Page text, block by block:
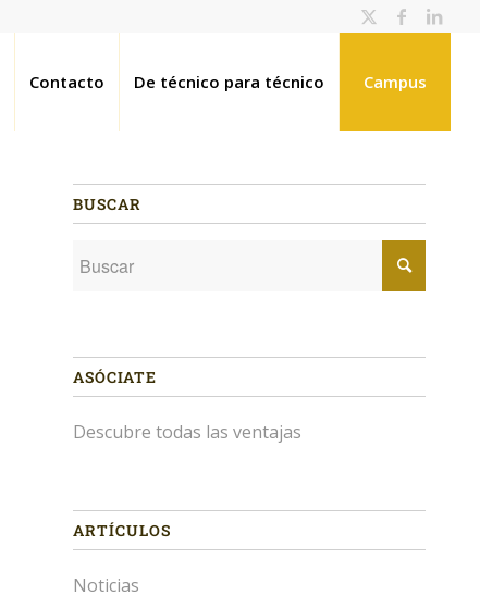
Contacto De técnico para técnico Campus
BUSCAR
ASÓCIATE
Descubre todas las ventajas
ARTÍCULOS
Noticias